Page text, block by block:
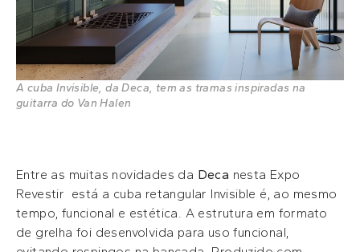
A cuba Invisible, da Deca, tem as tramas inspiradas na
guitarra do Van Halen
Entre as muitas novidades da Deca nesta Expo
Revestir está a cuba retangular Invisible é, ao mesmo
tempo, funcional e estética. A estrutura em formato
de grelha foi desenvolvida para uso funcional,